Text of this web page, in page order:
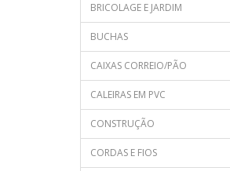
BRICOLAGE E JARDIM
BUCHAS
CAIXAS CORREIO/PÃO
CALEIRAS EM PVC
CONSTRUÇÃO
CORDAS E FIOS